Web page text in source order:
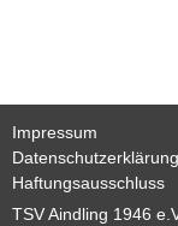
Fotogalerie
Impressum
Datenschutzerklärung
Haftungsausschluss
TSV Aindling 1946